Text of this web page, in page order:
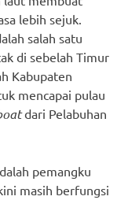
lebih sejuk.
salah satu
di sebelah Timur
Kabupaten
mencapai pulau
dari Pelabuhan
pemangku
masih berfungsi